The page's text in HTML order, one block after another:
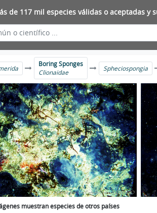
de 117 mil especies válidas o aceptadas y
Boring Sponges
Clionaidae
Spheciospongia
muestran especies de otros países